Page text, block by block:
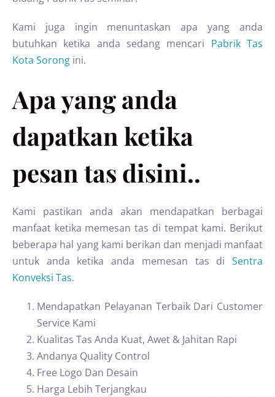
Kami juga ingin menuntaskan apa yang anda
butuhkan ketika anda sedang mencari Pabrik Tas
Kota Sorong ini.
Apa yang anda
dapatkan ketika
pesan tas disini..
Kami pastikan anda akan mendapatkan berbagai
manfaat ketika memesan tas di tempat kami. Berikut
beberapa hal yang kami berikan dan menjadi manfaat
untuk anda ketika anda memesan tas di Sentra
Konveksi Tas.
Mendapatkan Pelayanan Terbaik Dari Customer
Service Kami
Kualitas Tas Anda Kuat, Awet & Jahitan Rapi
Andanya Quality Control
Free Logo Dan Desain
Harga Lebih Terjangkau